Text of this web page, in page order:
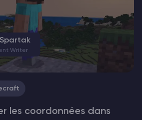
les coordonnées dans
Writer